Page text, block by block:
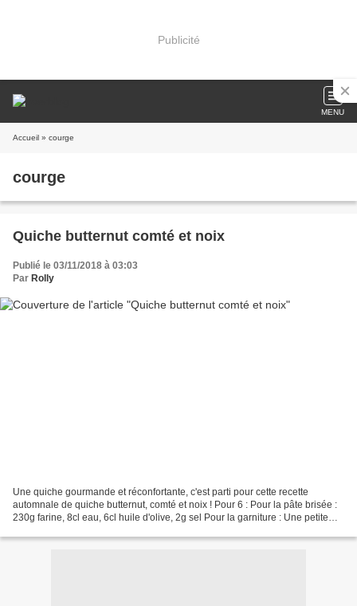
Publicité
MENU
Accueil » courge
courge
Quiche butternut comté et noix
Publié le 03/11/2018 à 03:03
Par Rolly
Une quiche gourmande et réconfortante, c'est parti pour cette recette
automnale de quiche butternut, comté et noix ! Pour 6 : Pour la pâte brisée :
230g farine, 8cl eau, 6cl huile d'olive, 2g sel Pour la garniture : Une petite